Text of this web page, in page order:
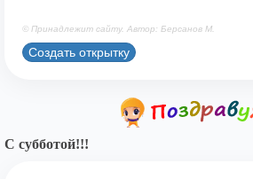
© Принадлежит сайту. Автор: Берсанов М.
Создать открытку
С субботой!!!